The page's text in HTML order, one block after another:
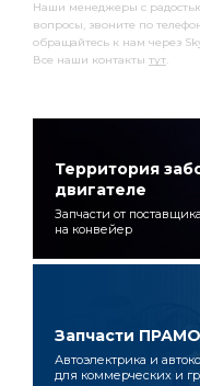
Наши менеджеры с
вопросы, звоните по
обращайтесь к нам через
Все наши контакты тут.
Территория
двигателе
Запчасти от поставщика
на конвейер
Запчасти ПРАМО
Автоэлектрика и
для коммерческих и